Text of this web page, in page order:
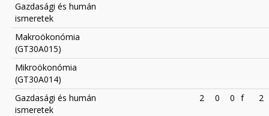
Gazdasági és humán
ismeretek
Makroökonómia
(GT30A015)
Mikroökonómia
(GT30A014)
Gazdasági és humán
ismeretek
2 0 0 f 2